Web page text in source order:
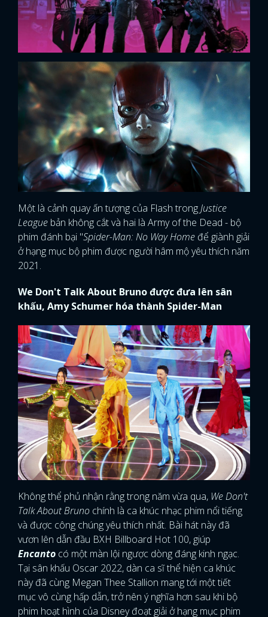
Một là cảnh quay ấn tượng của Flash trongJustice
League bản không cắt và hai là Army of the Dead - bộ
phim đánh bại "Spider-Man: No Way Home để giành giải
ở hạng mục bộ phim được người hâm mộ yêu thích năm
2021.
We Don't Talk About Bruno được đưa lên sân
khấu, Amy Schumer hóa thành Spider-Man
Không thể phủ nhận rằng trong năm vừa qua, We Don't
Talk About Bruno chính là ca khúc nhạc phim nổi tiếng
và được công chúng yêu thích nhất. Bài hát này đã
vươn lên dẫn đầu BXH Billboard Hot 100, giúp
Encanto có một màn lội ngược dòng đáng kinh ngạc.
Tại sân khấu Oscar 2022, dàn ca sĩ thể hiện ca khúc
này đã cùng Megan Thee Stallion mang tới một tiết
mục vô cùng hấp dẫn, trở nên ý nghĩa hơn sau khi bộ
phim hoạt hình của Disney đoạt giải ở hạng mục phim